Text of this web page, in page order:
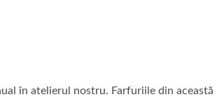
în atelierul nostru. Farfuriile din această